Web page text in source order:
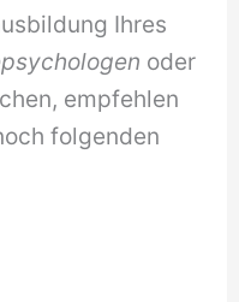
Ihres
oder
empfehlen
folgenden